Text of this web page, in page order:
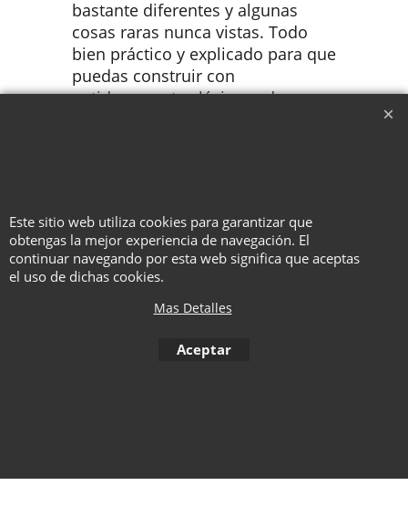
bastante diferentes y algunas
cosas raras nunca vistas. Todo
bien práctico y explicado para que
puedas construir con
antiderrapante clásico cada uno
Este sitio web utiliza cookies para garantizar que
obtengas la mejor experiencia de navegación. El
continuar navegando por esta web significa que aceptas
el uso de dichas cookies.
Mas Detalles
Aceptar